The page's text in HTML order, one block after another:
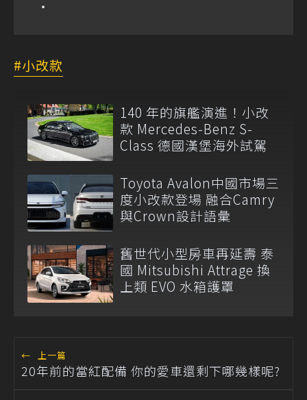
小改款
140 年的旗艦演進！小改
款 Mercedes-Benz S-
Class 德國漢堡海外試駕
Toyota Avalon中國市場三
度小改款登場 融合Camry
與Crown設計語彙
舊世代小型房車再延壽 泰
國 Mitsubishi Attrage 換
上類 EVO 水箱護罩
← 上一篇
20年前的當紅配備 你的愛車還剩下哪幾樣呢?